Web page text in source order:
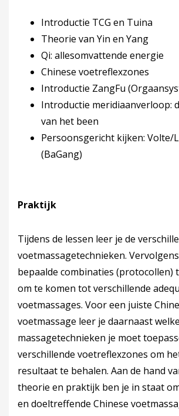
Introductie TCG en Tuina
Theorie van Yin en Yang
Qi: allesomvattende energie
Chinese voetreflexzones
Introductie ZangFu
Introductie meridiaanverloop:
van het been
Persoonsgericht kijken: Volte/
(BaGang)
Praktijk
Tijdens de lessen leer je de
voetmassagetechnieken.
bepaalde combinaties (protocollen)
om te komen tot verschillende
voetmassages. Voor een juiste
voetmassage leer je daarnaast welke
massagetechnieken je moet
verschillende voetreflexzones om
resultaat te behalen. Aan de hand
theorie en praktijk ben je in staat
en doeltreffende Chinese